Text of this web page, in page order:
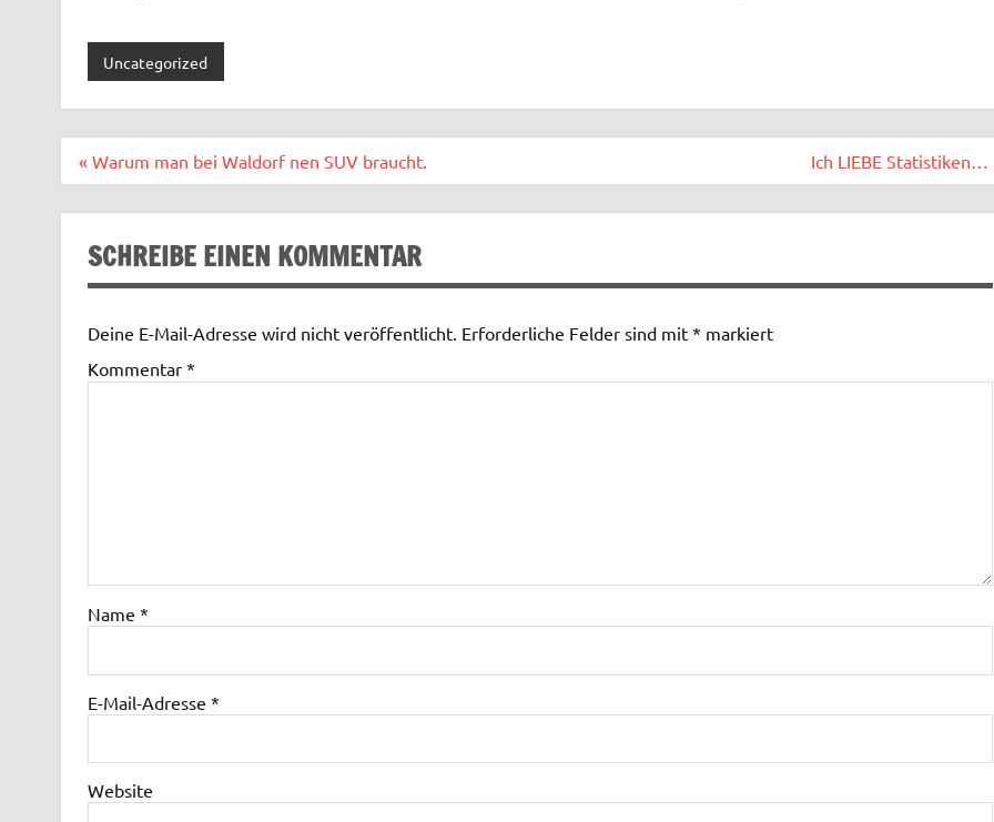
Uncategorized
Beitragsnavigation
« Warum man bei Waldorf nen SUV braucht. Ich LIEBE Statistiken…
SCHREIBE EINEN KOMMENTAR
Deine E-Mail-Adresse wird nicht veröffentlicht. Erforderliche Felder sind mit * markiert
Kommentar *
Name *
E-Mail-Adresse *
Website